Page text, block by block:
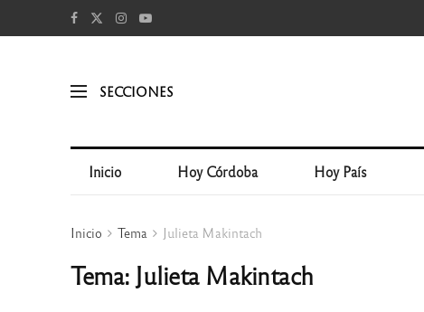
SECCIONES
Inicio Hoy Córdoba Hoy País
Inicio Tema Julieta Makintach
Tema: Julieta Makintach